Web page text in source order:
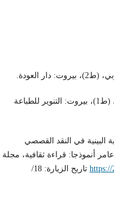
الإمام. غادة. (2010). جاستون باشلار جماليات الصورة، (ط1)، بيروت: التنوير للطباعة
الكتابة النقدية البينية في النقد القصصي
أنموذجا: قراءة ثقافية، مجلة
تاريح الزيارة: 18/